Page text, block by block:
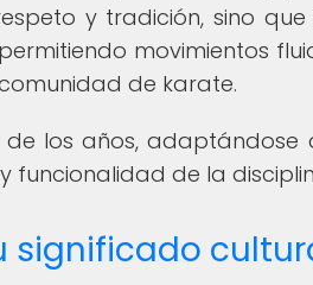
y tradición, sino
movimientos
de karate.
los años, adaptándose
de la
significado